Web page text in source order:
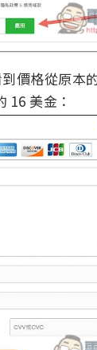
價格從原本
16 美金：